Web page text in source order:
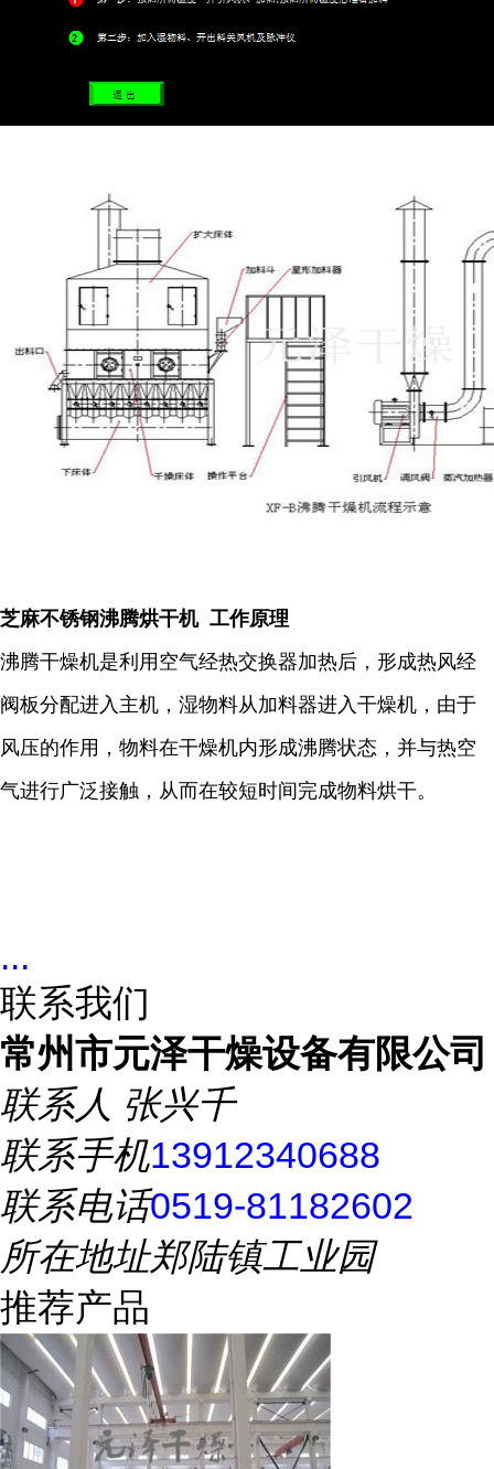
芝麻不锈钢沸腾烘干机 工作原理
沸腾干燥机是利用空气经热交换器加热后，形成热风经
阀板分配进入主机，湿物料从加料器进入干燥机，由于
风压的作用，物料在干燥机内形成沸腾状态，并与热空
气进行广泛接触，从而在较短时间完成物料烘干。
...
联系我们
常州市元泽干燥设备有限公司
联系人 张兴千
联系手机13912340688
联系电话0519-81182602
所在地址郑陆镇工业园
推荐产品